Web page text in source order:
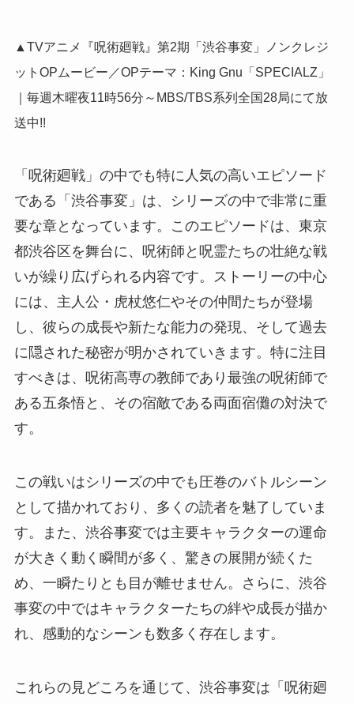
▲TVアニメ『呪術廻戦』第2期「渋谷事変」ノンクレジ
ットOPムービー／OPテーマ：King Gnu「SPECIALZ」
｜毎週木曜夜11時56分～MBS/TBS系列全国28局にて放
送中!!
「呪術廻戦」の中でも特に人気の高いエピソード
である「渋谷事変」は、シリーズの中で非常に重
要な章となっています。このエピソードは、東京
都渋谷区を舞台に、呪術師と呪霊たちの壮絶な戦
いが繰り広げられる内容です。ストーリーの中心
には、主人公・虎杖悠仁やその仲間たちが登場
し、彼らの成長や新たな能力の発現、そして過去
に隠された秘密が明かされていきます。特に注目
すべきは、呪術高専の教師であり最強の呪術師で
ある五条悟と、その宿敵である両面宿儺の対決で
す。
この戦いはシリーズの中でも圧巻のバトルシーン
として描かれており、多くの読者を魅了していま
す。また、渋谷事変では主要キャラクターの運命
が大きく動く瞬間が多く、驚きの展開が続くた
め、一瞬たりとも目が離せません。さらに、渋谷
事変の中ではキャラクターたちの絆や成長が描か
れ、感動的なシーンも数多く存在します。
これらの見どころを通じて、渋谷事変は「呪術廻